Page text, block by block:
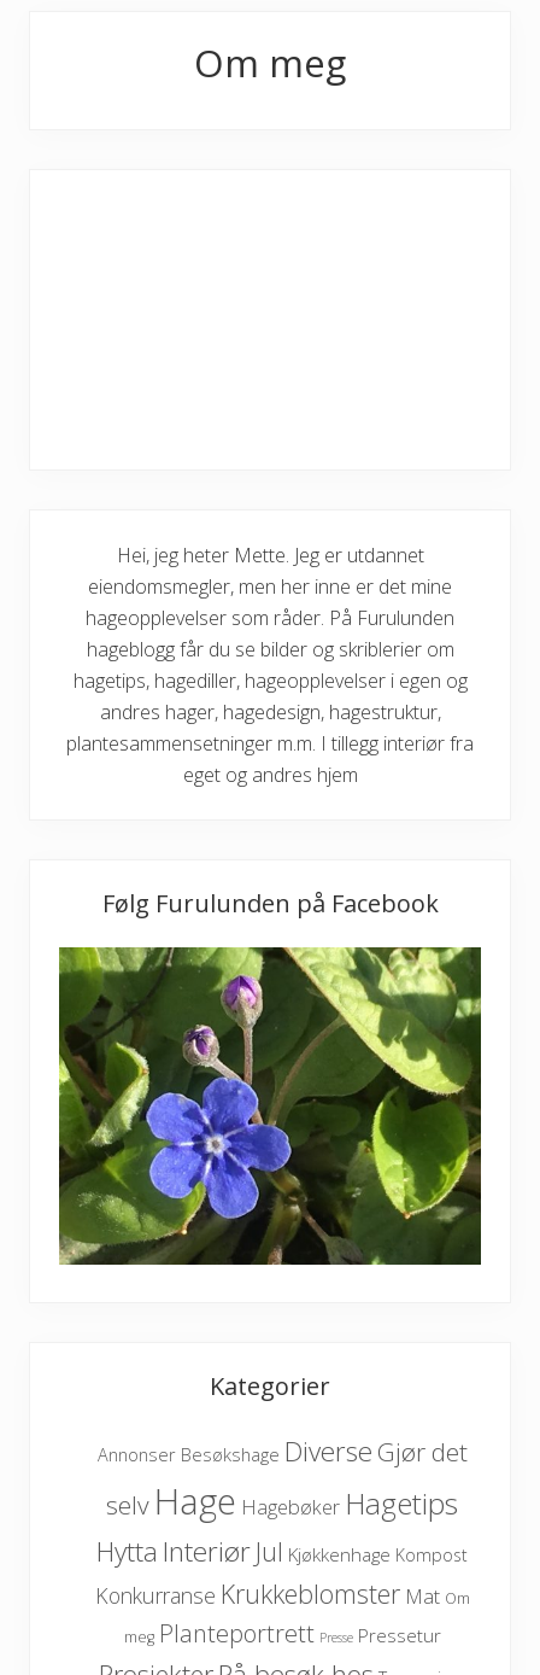
Om meg
Hei, jeg heter Mette. Jeg er utdannet
eiendomsmegler, men her inne er det mine
hageopplevelser som råder. På Furulunden
hageblogg får du se bilder og skriblerier om
hagetips, hagediller, hageopplevelser i egen og
andres hager, hagedesign, hagestruktur,
plantesammensetninger m.m. I tillegg interiør fra
eget og andres hjem
Følg Furulunden på Facebook
Kategorier
Annonser Besøkshage Diverse Gjør det
selv Hage Hagebøker Hagetips
Hytta Interiør Jul Kjøkkenhage Kompost
Konkurranse Krukkeblomster Mat Om
meg Planteportrett Presse Pressetur